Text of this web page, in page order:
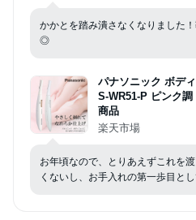
学 学校 人気 ブラン
かかとを踏み潰さなくなりました
◎
パナソニック ボデ
S-WR51-P ピンク
商品
楽天市場
お年頃なので、とりあえずこれを
くないし、お手入れの第一歩目と